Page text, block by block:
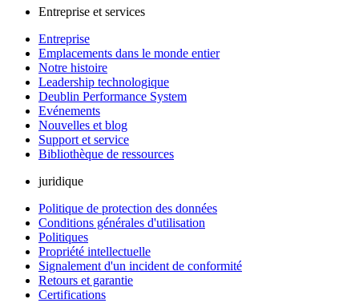
Entreprise et services
Entreprise
Emplacements dans le monde entier
Notre histoire
Leadership technologique
Deublin Performance System
Evénements
Nouvelles et blog
Support et service
Bibliothèque de ressources
juridique
Politique de protection des données
Conditions générales d'utilisation
Politiques
Propriété intellectuelle
Signalement d'un incident de conformité
Retours et garantie
Certifications